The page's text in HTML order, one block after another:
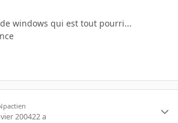
windows qui est tout pourri...
200422 a